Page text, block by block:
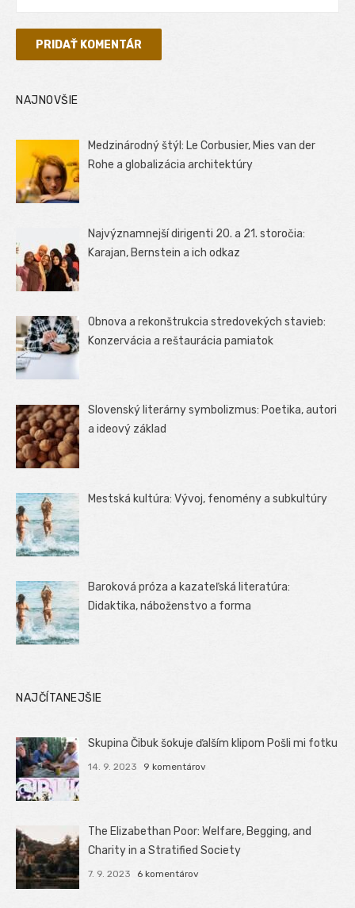
NAJNOVŠIE
Medzinárodný štýl: Le Corbusier, Mies van der
Rohe a globalizácia architektúry
Najvýznamnejší dirigenti 20. a 21. storočia:
Karajan, Bernstein a ich odkaz
Obnova a rekonštrukcia stredovekých stavieb:
Konzervácia a reštaurácia pamiatok
Slovenský literárny symbolizmus: Poetika, autori
a ideový základ
Mestská kultúra: Vývoj, fenomény a subkultúry
Baroková próza a kazateľská literatúra:
Didaktika, náboženstvo a forma
NAJČÍTANEJŠIE
Skupina Čibuk šokuje ďalším klipom Pošli mi fotku
14. 9. 2023 9 komentárov
The Elizabethan Poor: Welfare, Begging, and
Charity in a Stratified Society
7. 9. 2023 6 komentárov